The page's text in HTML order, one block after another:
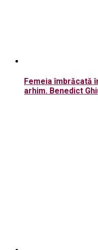
Femeia îmbrăcată
arhim. Benedict